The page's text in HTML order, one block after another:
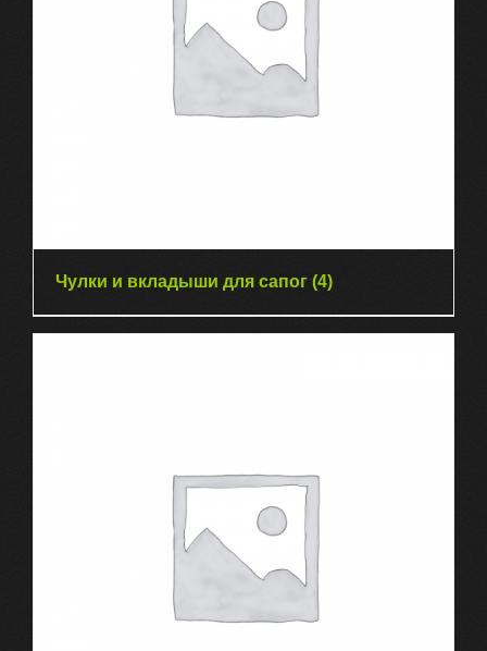
Чулки и вкладыши для сапог (4)